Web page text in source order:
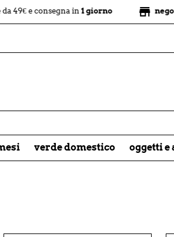
in1 giorno store negozio fisico
verde domestico oggetti e